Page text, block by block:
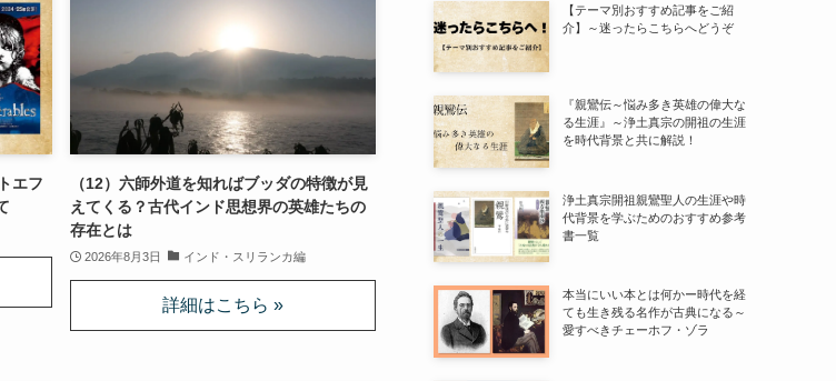
エフ
（12）六師外道を知ればブッダの特徴が見
えてくる？古代インド思想界の英雄たちの
存在とは
2026年8月3日 インド・スリランカ編
【テーマ別おすすめ記事をご紹
介】～迷ったらこちらへどうぞ
『親鸞伝～悩み多き英雄の偉大な
る生涯』～浄土真宗の開祖の生涯
を時代背景と共に解説！
浄土真宗開祖親鸞聖人の生涯や時
代背景を学ぶためのおすすめ参考
書一覧
本当にいい本とは何かー時代を経
ても生き残る名作が古典になる～
愛すべきチェーホフ・ゾラ